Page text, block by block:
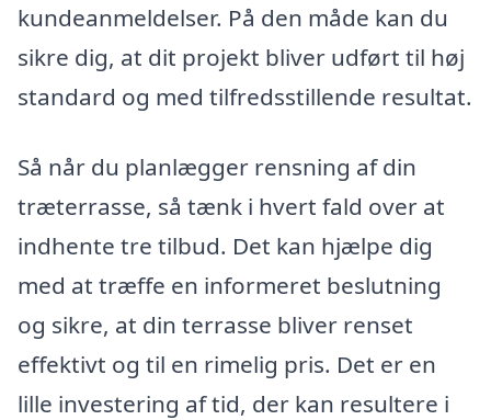
kundeanmeldelser. På den måde kan du
sikre dig, at dit projekt bliver udført til høj
standard og med tilfredsstillende resultat.
Så når du planlægger rensning af din
træterrasse, så tænk i hvert fald over at
indhente tre tilbud. Det kan hjælpe dig
med at træffe en informeret beslutning
og sikre, at din terrasse bliver renset
effektivt og til en rimelig pris. Det er en
lille investering af tid, der kan resultere i